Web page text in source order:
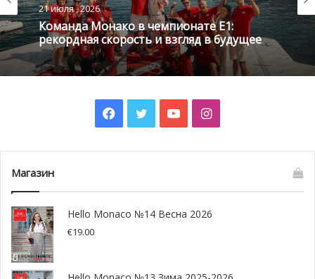
Хотите узнать, что происходило за кулисами события?
Редакция HelloMonaco побеседовала с руководителем
проекта Ализе Поре (Alizée Porée), ответственной за
спортивную составляющую мероприятия.
Hello Monaco: 13-й выпуск этого потрясающего события,
21 июля , 2026
Команда Монако в чемпионате E1:
рекордная скорость и взгляд в будущее
Facebook
TwitterYouTubeInstagram
Магазин
Hello Monaco №14 Весна 2026
€19.00